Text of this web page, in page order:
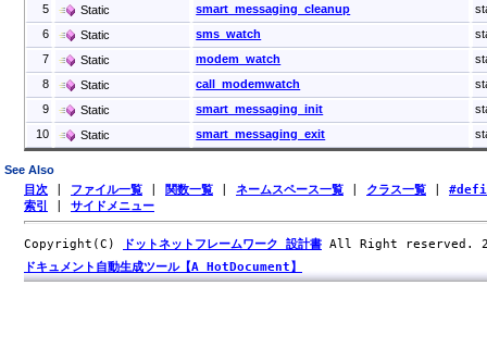
5
Static smart_messaging_cleanup
6
Static sms_watch
7
Static modem_watch
8
Static call_modemwatch
9
Static smart_messaging_init
10
Static smart_messaging_exit
See Also
目次 ファイル一覧 関数一覧 ネームスペース一覧 クラス一覧
索引
サイドメニュー
Copyright(C) ドットネットフレームワーク 設計書 All Right reserved.
ドキュメント自動生成ツール【A HotDocument】